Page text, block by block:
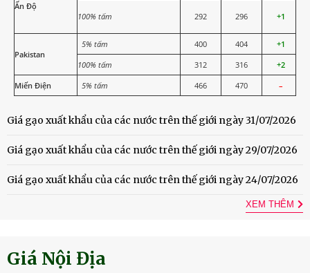
Ấn Độ
100% tấm 292 296 +1
Pakistan
5% tấm 400 404
+1
100% tấm
312 316
+2
Miến Điện
5% tấm 466 470 –
Giá gạo xuất khẩu của các nước trên thế giới ngày 31/07/2026
Giá gạo xuất khẩu của các nước trên thế giới ngày 29/07/2026
Giá gạo xuất khẩu của các nước trên thế giới ngày 24/07/2026
XEM THÊM
Giá Nội Địa